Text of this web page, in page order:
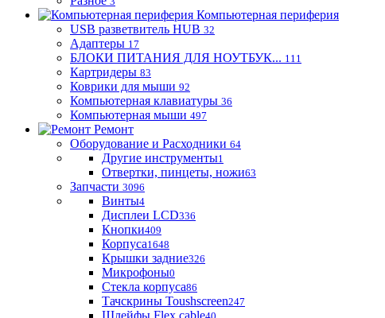
Компьютерная периферия
USB разветвитель HUB 32
Адаптеры 17
БЛОКИ ПИТАНИЯ ДЛЯ НОУТБУК... 111
Картридеры 83
Коврики для мыши 92
Компьютерная клавиатуры 36
Компьютерная мыши 497
Ремонт
Оборудование и Расходники 64
Другие инструменты1
Отвертки, пинцеты, ножи63
Запчасти 3096
Винты4
Дисплеи LCD336
Кнопки409
Корпуса1648
Крышки задние326
Микрофоны0
Стекла корпуса86
Тачскрины Toushscreen247
Шлейфы Flex cable